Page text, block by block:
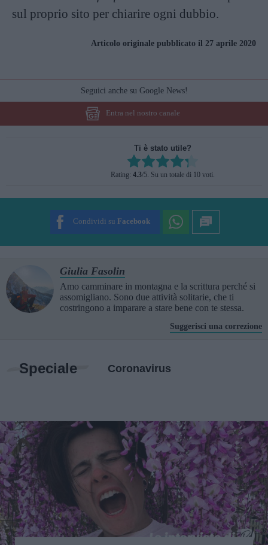
sul proprio sito per chiarire ogni dubbio.
Articolo originale pubblicato il 27 aprile 2020
Seguici anche su Google News!
Entra nel nostro canale
Ti è stato utile?
Rate this item:
SUBMIT RATING
Rating: 4.3/5. Su un totale di 10 voti.
Condividi su Facebook
Giulia Fasolin
Amo camminare in montagna e la scrittura perché si
assomigliano. Sono due attività solitarie, che ti
costringono a imparare a stare bene con te stessa.
Suggerisci una correzione
Speciale Coronavirus